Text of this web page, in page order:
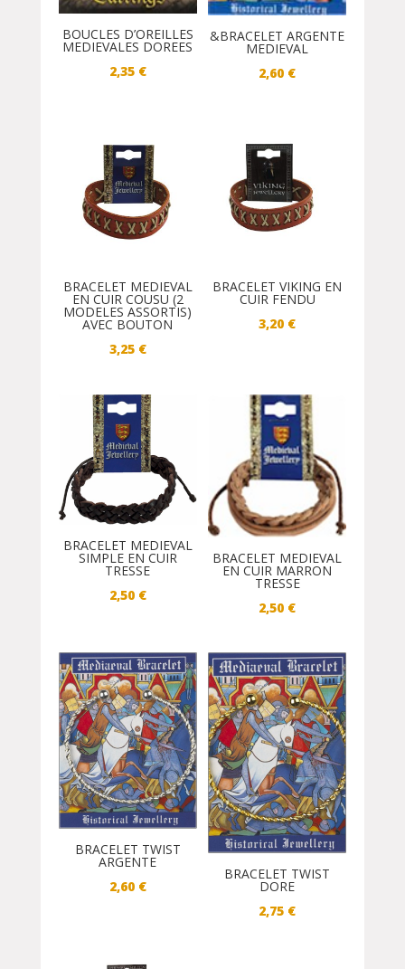
BOUCLES D’OREILLES
MEDIEVALES DOREES
2,35 €
&BRACELET ARGENTE
MEDIEVAL
2,60 €
BRACELET MEDIEVAL
EN CUIR COUSU (2
MODELES ASSORTIS)
AVEC BOUTON
3,25 €
BRACELET VIKING EN
CUIR FENDU
3,20 €
BRACELET MEDIEVAL
SIMPLE EN CUIR
TRESSE
2,50 €
BRACELET MEDIEVAL
EN CUIR MARRON
TRESSE
2,50 €
BRACELET TWIST
ARGENTE
2,60 €
BRACELET TWIST
DORE
2,75 €